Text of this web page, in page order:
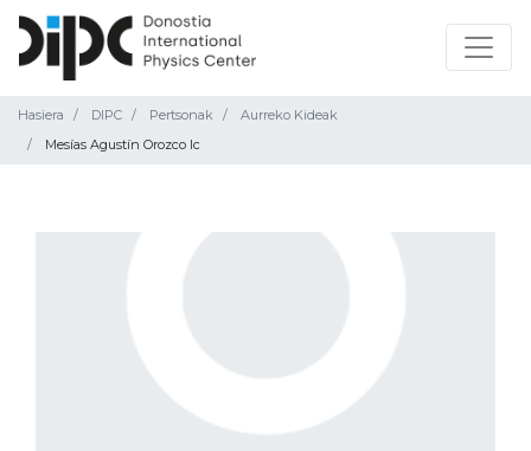
Hasiera DIPC Pertsonak
Aurreko Kideak
Mesías Agustín Orozco Ic